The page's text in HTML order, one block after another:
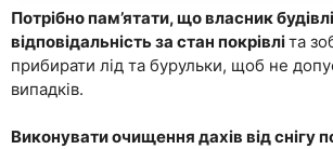
Потрібно пам’ятати, що власник
відповідальність за стан покрівліта
прибирати лід та бурульки, щоб не
випадків.
Виконувати очищення дахів від снігу